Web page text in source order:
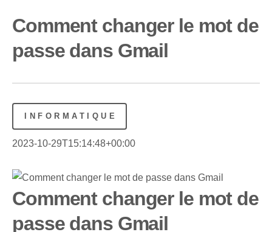
Comment changer le mot de
passe dans Gmail
INFORMATIQUE
2023-10-29T15:14:48+00:00
Comment changer le mot de
passe dans Gmail